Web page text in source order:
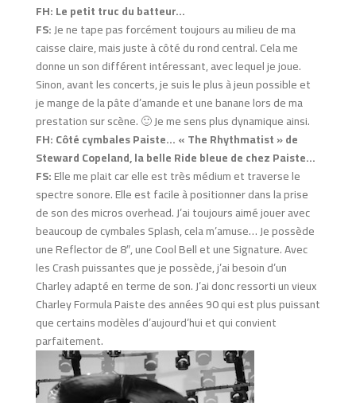
FH: Le petit truc du batteur…
FS:Je ne tape pas forcément toujours au milieu de ma
caisse claire, mais juste à côté du rond central. Cela me
donne un son différent intéressant, avec lequel je joue.
Sinon, avant les concerts, je suis le plus à jeun possible et
je mange de la pâte d’amande et une banane lors de ma
prestation sur scène. 🙂 Je me sens plus dynamique ainsi.
FH: Côté cymbales Paiste… « The Rhythmatist » de
Steward Copeland, la belle Ride bleue de chez Paiste…
FS:Elle me plait car elle est très médium et traverse le
spectre sonore. Elle est facile à positionner dans la prise
de son des micros overhead. J’ai toujours aimé jouer avec
beaucoup de cymbales Splash, cela m’amuse… Je possède
une Reflector de 8″, une Cool Bell et une Signature. Avec
les Crash puissantes que je possède, j’ai besoin d’un
Charley adapté en terme de son. J’ai donc ressorti un vieux
Charley Formula Paiste des années 90 qui est plus puissant
que certains modèles d’aujourd’hui et qui convient
parfaitement.